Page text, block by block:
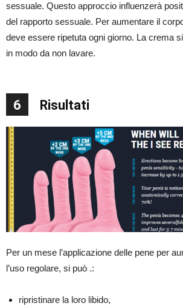
sessuale. Questo approccio influenzerà
del rapporto sessuale. Per aumentare il
deve essere ripetuta ogni giorno. La crema
in modo da non lavare.
6 Risultati
Per un mese l’applicazione delle pene per
l’uso regolare, si può .:
ripristinare la loro libido,